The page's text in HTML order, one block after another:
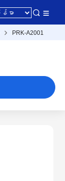
PRK-A2001